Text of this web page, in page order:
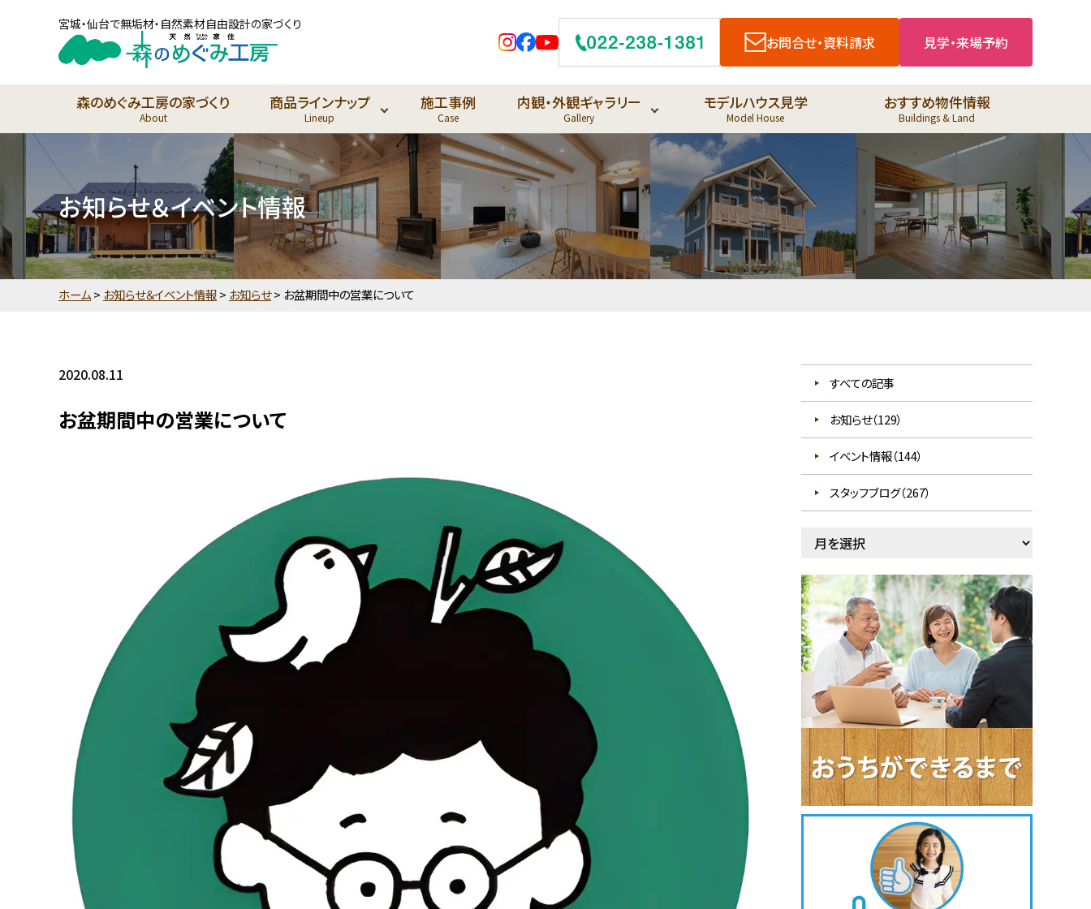
宮城・仙台で無垢材・自然素材自由設計の家づくり
お問合せ・資料請求 見学・来場予約
森のめぐみ工房の家づくり
About
商品ラインナップ
Lineup
施工事例
Case
内観・外観ギャラリー
Gallery
モデルハウス見学
Model House
おすすめ物件情報
Buildings & Land
お知らせ＆イベント情報
ホーム> お知らせ＆イベント情報> お知らせ> お盆期間中の営業について
2020.08.11
お盆期間中の営業について
すべての記事
お知らせ（129）
イベント情報（144）
スタッフブログ（267）